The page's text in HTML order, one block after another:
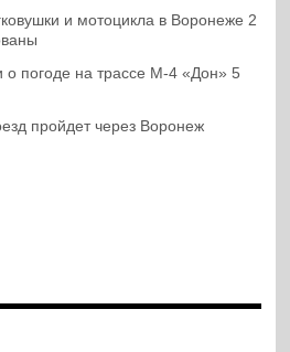
и мотоцикла в Воронеже 2
о погоде на трассе М-4 «Дон» 5
пройдет через Воронеж